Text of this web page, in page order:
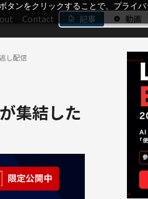
ンをクリックすることで、プライ
Contact 記事 動画
し配信
集結した